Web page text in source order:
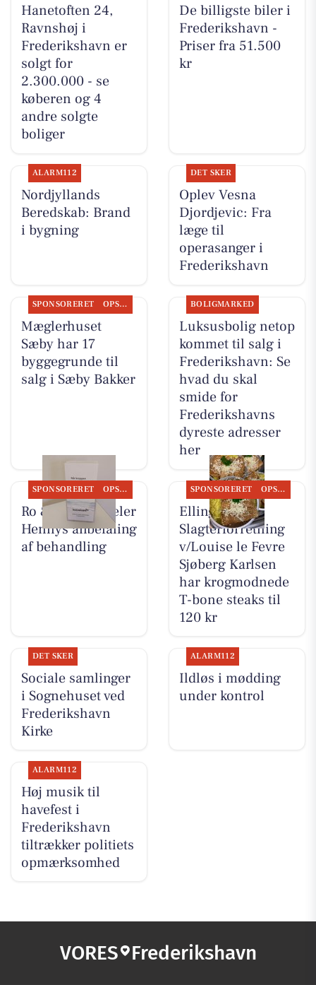
Hanetoften 24,
Ravnshøj i
Frederikshavn er
solgt for
2.300.000 - se
køberen og 4
andre solgte
boliger
De billigste biler i
Frederikshavn -
Priser fra 51.500
kr
ALARM112
Nordjyllands
Beredskab: Brand
i bygning
DET SKER
Oplev Vesna
Djordjevic: Fra
læge til
operasanger i
Frederikshavn
SPONSORERET OPSLAGSTAVLEN
Mæglerhuset
Sæby har 17
byggegrunde til
salg i Sæby Bakker
BOLIGMARKED
Luksusbolig netop
kommet til salg i
Frederikshavn: Se
hvad du skal
smide for
Frederikshavns
dyreste adresser
her
SPONSORERET OPSLAGSTAVLEN
Ro & velvære deler
Hennys anbefaling
af behandling
SPONSORERET OPSLAGSTAVLEN
Elling
Slagterforretning
v/Louise le Fevre
Sjøberg Karlsen
har krogmodnede
T-bone steaks til
120 kr
DET SKER
Sociale samlinger
i Sognehuset ved
Frederikshavn
Kirke
ALARM112
Ildløs i mødding
under kontrol
ALARM112
Høj musik til
havefest i
Frederikshavn
tiltrækker politiets
opmærksomhed
VORES Frederikshavn